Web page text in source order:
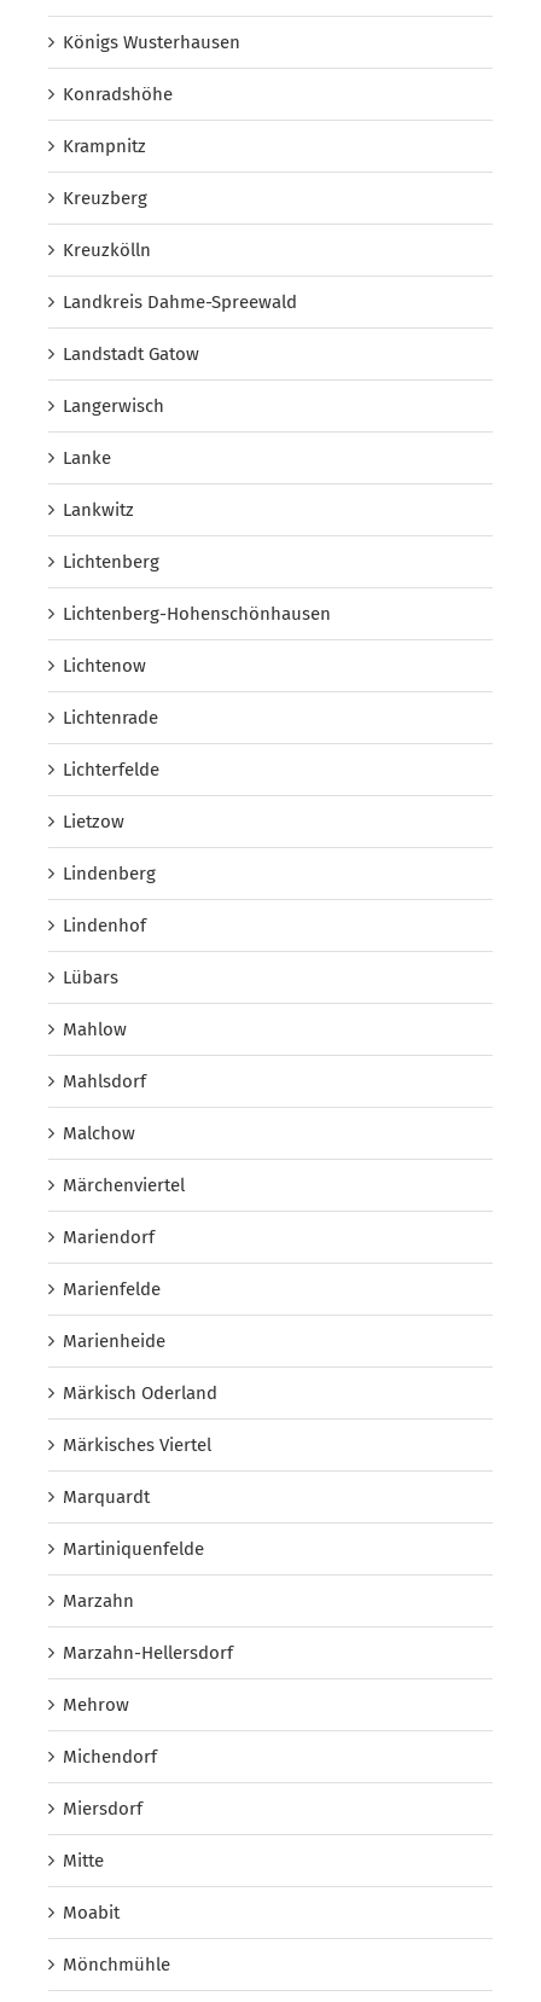
Königs Wusterhausen
Konradshöhe
Krampnitz
Kreuzberg
Kreuzkölln
Landkreis Dahme-Spreewald
Landstadt Gatow
Langerwisch
Lanke
Lankwitz
Lichtenberg
Lichtenberg-Hohenschönhausen
Lichtenow
Lichtenrade
Lichterfelde
Lietzow
Lindenberg
Lindenhof
Lübars
Mahlow
Mahlsdorf
Malchow
Märchenviertel
Mariendorf
Marienfelde
Marienheide
Märkisch Oderland
Märkisches Viertel
Marquardt
Martiniquenfelde
Marzahn
Marzahn-Hellersdorf
Mehrow
Michendorf
Miersdorf
Mitte
Moabit
Mönchmühle